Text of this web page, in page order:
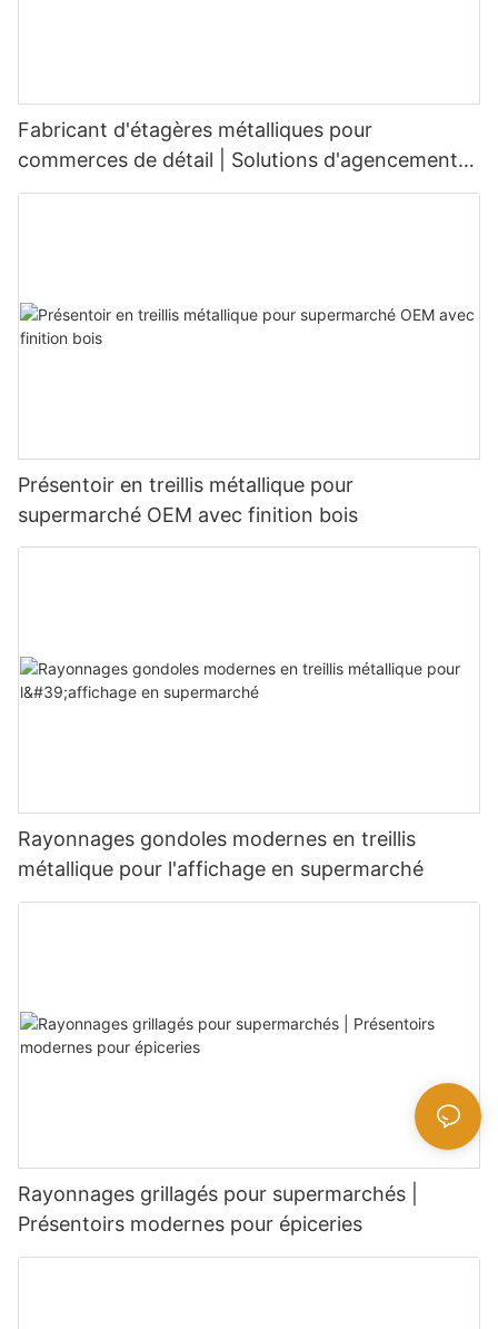
Fabricant d'étagères métalliques pour
commerces de détail | Solutions d'agencement
sur mesure
Présentoir en treillis métallique pour
supermarché OEM avec finition bois
Rayonnages gondoles modernes en treillis
métallique pour l'affichage en supermarché
Rayonnages grillagés pour supermarchés |
Présentoirs modernes pour épiceries